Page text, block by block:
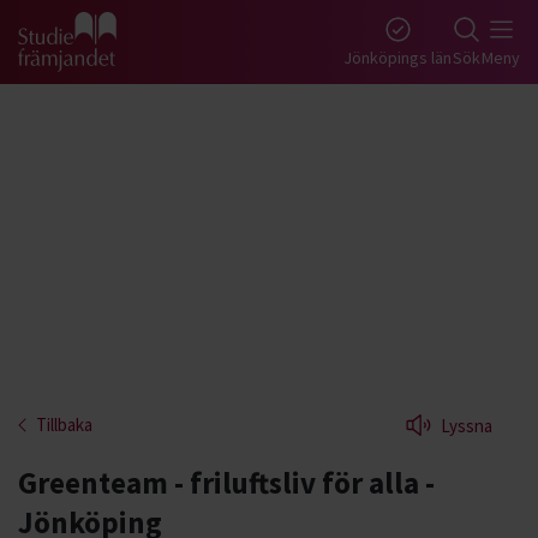
Gå till studiefrämjandets startsida Jönköpings länSökMeny
Tillbaka Lyssna
Greenteam - friluftsliv för alla -
Jönköping